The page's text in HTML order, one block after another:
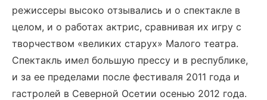
режиссеры высоко отзывались и о спектакле в
целом, и о работах актрис, сравнивая их игру с
творчеством «великих старух» Малого театра.
Спектакль имел большую прессу и в республике,
и за ее пределами после фестиваля 2011 года и
гастролей в Северной Осетии осенью 2012 года.